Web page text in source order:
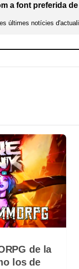
a font preferida
últimes notícies
de la
los de